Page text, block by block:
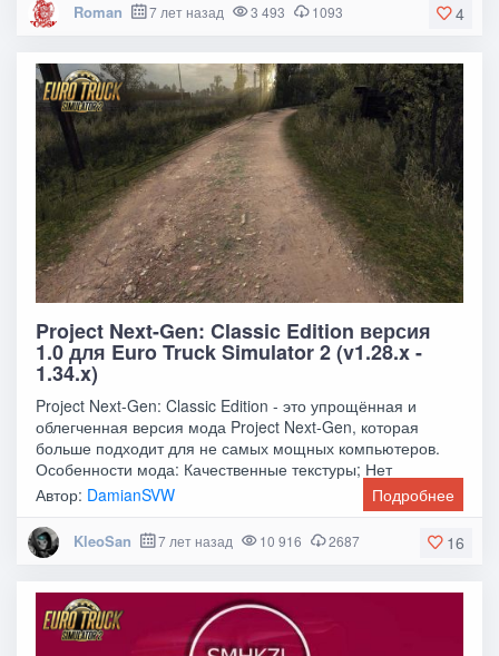
4
Roman 7 лет назад 3 493 1093
Project Next-Gen: Classic Edition версия
1.0 для Euro Truck Simulator 2 (v1.28.x -
1.34.x)
Project Next-Gen: Classic Edition - это упрощённая и
облегченная версия мода Project Next-Gen, которая
больше подходит для не самых мощных компьютеров.
Особенности мода: Качественные текстуры; Нет
Автор: DamianSVW Подробнее
16
KleoSan 7 лет назад 10 916 2687